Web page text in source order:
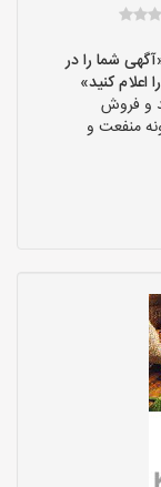
شما را در
و فروش
منفعت و